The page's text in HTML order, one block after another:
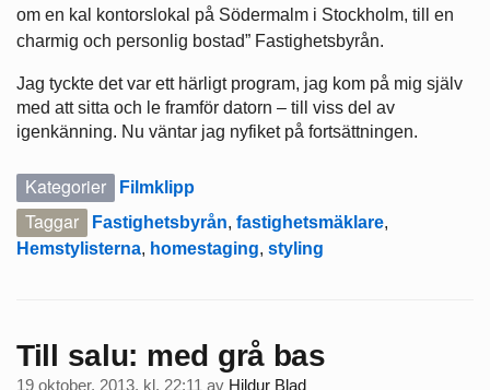
om en kal kontorslokal på Södermalm i Stockholm, till en
charmig och personlig bostad” Fastighetsbyrån.
Jag tyckte det var ett härligt program, jag kom på mig själv
med att sitta och le framför datorn – till viss del av
igenkänning. Nu väntar jag nyfiket på fortsättningen.
Kategorier Filmklipp
Taggar Fastighetsbyrån, fastighetsmäklare,
Hemstylisterna, homestaging, styling
Till salu: med grå bas
19 oktober, 2013, kl. 22:11 av Hildur Blad